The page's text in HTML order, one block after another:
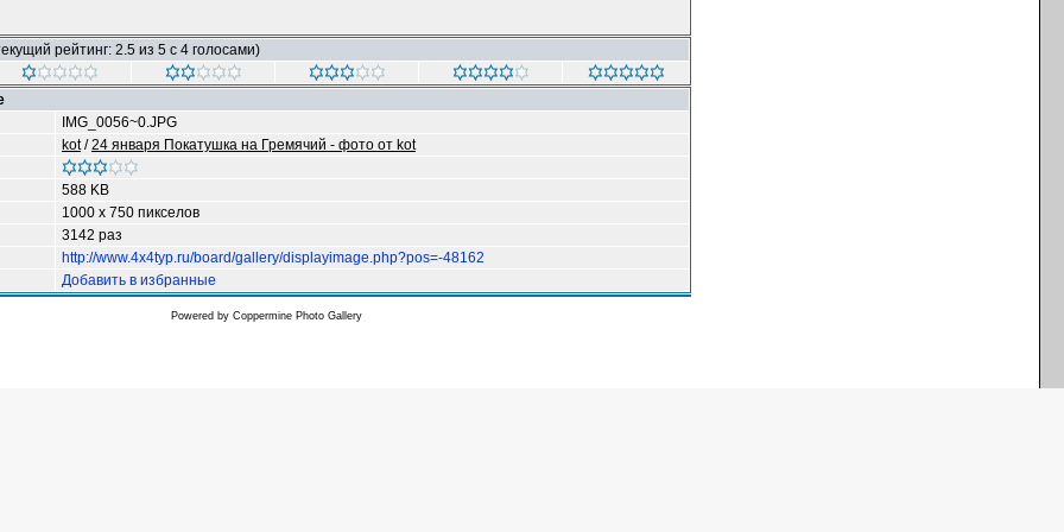
рейтинг: 2.5 из 5 с 4 голосами)
IMG_0056~0.JPG
kot/24 января Покатушка на Гремячий - фото от kot
588 KB
1000 x 750 пикселов
3142 раз
http://www.4x4typ.ru/board/gallery/displayimage.php?pos=-48162
Добавить в избранные
Powered by Coppermine Photo Gallery